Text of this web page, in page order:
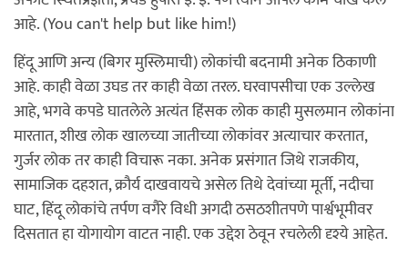
आहे. (You can't help but like him!)
हिंदू आणि अन्य (बिगर मुस्लिमाची) लोकांची बदनामी अनेक ठिकाणी
आहे. काही वेळा उघड तर काही वेळा तरल. घरवापसीचा एक उल्लेख
आहे, भगवे कपडे घातलेले अत्यंत हिंसक लोक काही मुसलमान लोकांना
मारतात, शीख लोक खालच्या जातीच्या लोकांवर अत्याचार करतात,
गुर्जर लोक तर काही विचारू नका. अनेक प्रसंगात जिथे राजकीय,
सामाजिक दहशत, क्रौर्य दाखवायचे असेल तिथे देवांच्या मूर्ती, नदीचा
घाट, हिंदू लोकांचे तर्पण वगैरे विधी अगदी ठसठशीतपणे पार्श्वभूमीवर
दिसतात हा योगायोग वाटत नाही. एक उद्देश ठेवून रचलेली दृश्ये आहेत.